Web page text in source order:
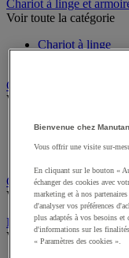
Chariot à linge et
Chariot de nettoyage
Chariot de lavage
Chariot de
Cireuse à chaussures
Voir toute la catégorie
Équipement sanitaires,
Bienvenue chez Manutan
Vous offrir une visite sur-
En cliquant sur le bouton «
échanger des cookies avec
marketing et à nos
d'analyser vos préférences
plus adaptés à vos besoins
d'informations sur les
« Paramètres des cookies ».